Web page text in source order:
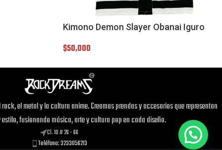
Kimono Demon Slayer Obanai Iguro
$50,000
el metal y la cultura anime. Creamos prendas y accesorios que representan
fusionando música, arte y cultura pop en cada diseño.
Cl. 10 # 26 - 66
Teléfono: 3233056213
Buzo Perchado Estampado Cabeza
de Nabopuede ser tuyo solo por
$56,000!
Si tienes alguna duda, pregúntanos.